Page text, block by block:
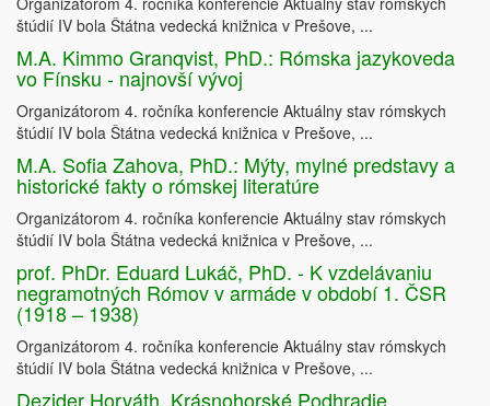
štúdií IV bola Štátna vedecká knižnica v Prešove, ...
M.A. Kimmo Granqvist, PhD.: Rómska jazykoveda
vo Fínsku - najnovší vývoj
Organizátorom 4. ročníka konferencie Aktuálny stav rómskych
štúdií IV bola Štátna vedecká knižnica v Prešove, ...
M.A. Sofia Zahova, PhD.: Mýty, mylné predstavy a
historické fakty o rómskej literatúre
Organizátorom 4. ročníka konferencie Aktuálny stav rómskych
štúdií IV bola Štátna vedecká knižnica v Prešove, ...
prof. PhDr. Eduard Lukáč, PhD. - K vzdelávaniu
negramotných Rómov v armáde v období 1. ČSR
(1918 – 1938)
Organizátorom 4. ročníka konferencie Aktuálny stav rómskych
štúdií IV bola Štátna vedecká knižnica v Prešove, ...
Dezider Horváth, Krásnohorské Podhradie